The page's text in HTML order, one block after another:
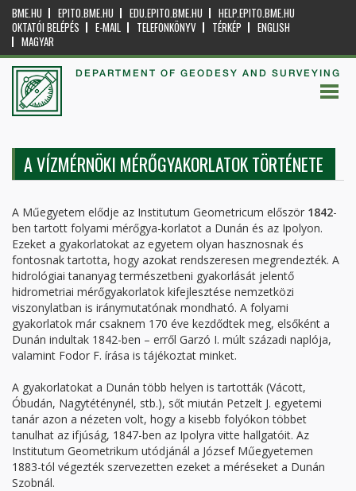
BME.HU EPITO.BME.HU EDU.EPITO.BME.HU
HELP.EPITO.BME.HU
OKTATÓI BELÉPÉS
E-MAIL TELEFONKÖNYV TÉRKÉP
ENGLISH
MAGYAR
DEPARTMENT OF GEODESY AND SURVEYING
A VÍZMÉRNÖKI MÉRŐGYAKORLATOK TÖRTÉNETE
A Műegyetem elődje az Institutum Geometricum először 1842-
ben tartott folyami mérőgya-korlatot a Dunán és az Ipolyon.
Ezeket a gyakorlatokat az egyetem olyan hasznosnak és
fontosnak tartotta, hogy azokat rendszeresen megrendezték. A
hidrológiai tananyag természetbeni gyakorlását jelentő
hidrometriai mérőgyakorlatok kifejlesztése nemzetközi
viszonylatban is iránymutatónak mondható. A folyami
gyakorlatok már csaknem 170 éve kezdődtek meg, elsőként a
Dunán indultak 1842-ben – erről Garzó I. múlt századi naplója,
valamint Fodor F. írása is tájékoztat minket.
A gyakorlatokat a Dunán több helyen is tartották (Vácott,
Óbudán, Nagytéténynél, stb.), sőt miután Petzelt J. egyetemi
tanár azon a nézeten volt, hogy a kisebb folyókon többet
tanulhat az ifjúság, 1847-ben az Ipolyra vitte hallgatóit. Az
Institutum Geometrikum utódjánál a József Műegyetemen
1883-tól végezték szervezetten ezeket a méréseket a Dunán
Szobnál.